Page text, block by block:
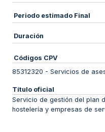
Periodo estimado Final
Duración
Códigos CPV
85312320 - Servicios de
Título oficial
Servicio de gestión del plan
hostelería y empresas de